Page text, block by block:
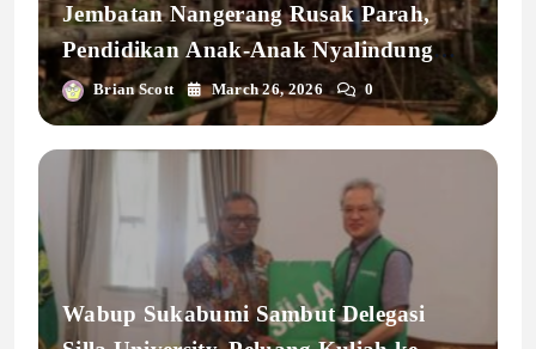
Jembatan Nangerang Rusak Parah,
Pendidikan Anak-Anak Nyalindung
Terancam
Brian Scott March 26, 2026 0
Wabup Sukabumi Sambut Delegasi